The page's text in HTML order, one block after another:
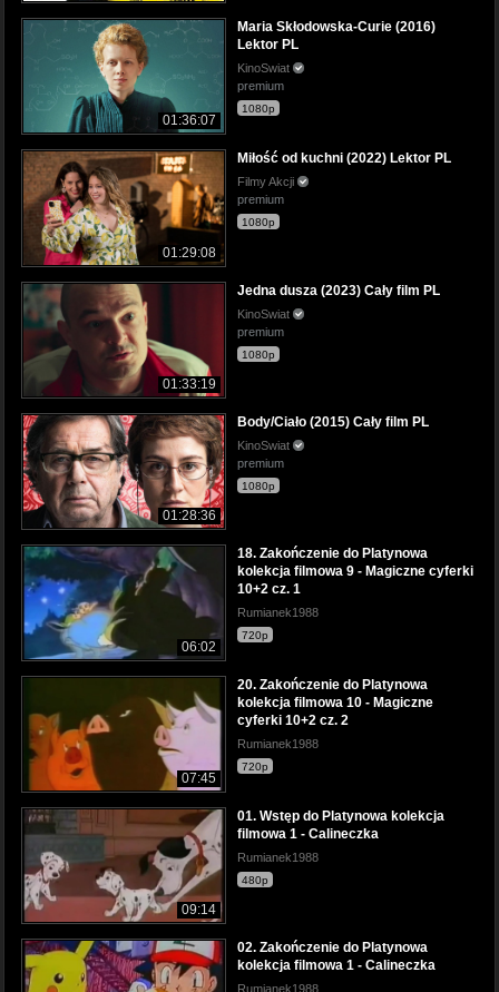
01:36:07
Maria Skłodowska-Curie (2016)
Lektor PL
KinoSwiat
premium
1080p
01:29:08
Miłość od kuchni (2022) Lektor PL
Filmy Akcji
premium
1080p
01:33:19
Jedna dusza (2023) Cały film PL
KinoSwiat
premium
1080p
01:28:36
Body/Ciało (2015) Cały film PL
KinoSwiat
premium
1080p
06:02
18. Zakończenie do Platynowa
kolekcja filmowa 9 - Magiczne cyferki
10+2 cz. 1
Rumianek1988
720p
07:45
20. Zakończenie do Platynowa
kolekcja filmowa 10 - Magiczne
cyferki 10+2 cz. 2
Rumianek1988
720p
09:14
01. Wstęp do Platynowa kolekcja
filmowa 1 - Calineczka
Rumianek1988
480p
02. Zakończenie do Platynowa
kolekcja filmowa 1 - Calineczka
Rumianek1988